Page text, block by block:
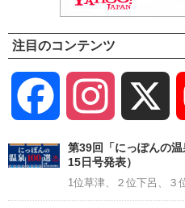
注目のコンテンツ
Facebook Instagram
第39回「にっぽんの
15日号発表）
1位草津、２位下呂、３